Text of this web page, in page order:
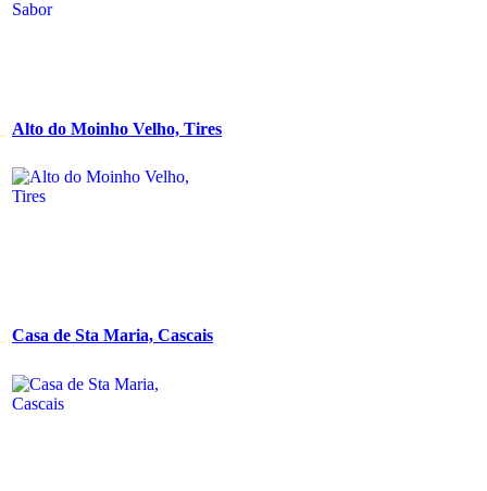
Alto do Moinho Velho, Tires
Casa de Sta Maria, Cascais